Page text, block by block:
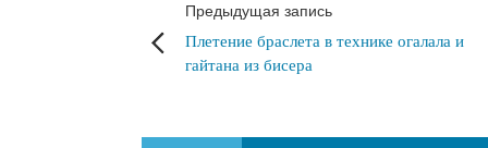
Предыдущая запись
Плетение браслета в технике огалала и
гайтана из бисера